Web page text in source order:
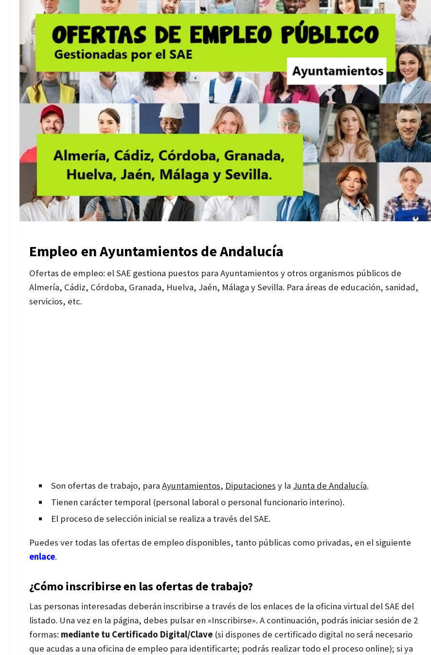
Empleo en Ayuntamientos de Andalucía
Ofertas de empleo: el SAE gestiona puestos para Ayuntamientos y otros organismos públicos de
Almería, Cádiz, Córdoba, Granada, Huelva, Jaén, Málaga y Sevilla. Para áreas de educación, sanidad,
servicios, etc.
Son ofertas de trabajo, para Ayuntamientos, Diputaciones y la Junta de Andalucía.
Tienen carácter temporal (personal laboral o personal funcionario interino).
El proceso de selección inicial se realiza a través del SAE.
Puedes ver todas las ofertas de empleo disponibles, tanto públicas como privadas, en el siguiente
enlace.
¿Cómo inscribirse en las ofertas de trabajo?
Las personas interesadas deberán inscribirse a través de los enlaces de la oficina virtual del SAE del
listado. Una vez en la página, debes pulsar en «Inscribirse». A continuación, podrás iniciar sesión de 2
formas: mediante tu Certificado Digital/Clave (si dispones de certificado digital no será necesario
que acudas a una oficina de empleo para identificarte; podrás realizar todo el proceso online); si ya